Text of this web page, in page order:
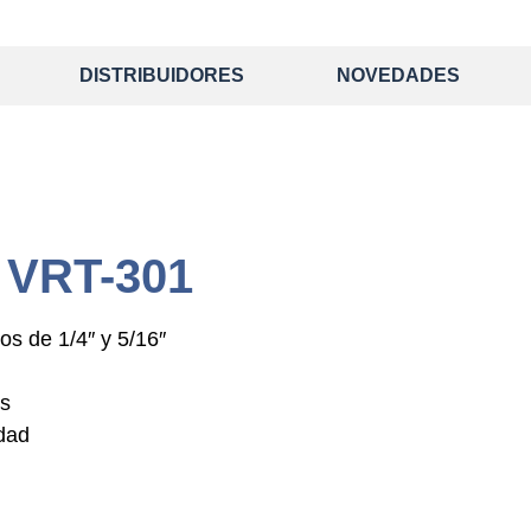
DISTRIBUIDORES NOVEDADES
301
de 1/4″ y 5/16″